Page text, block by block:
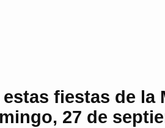
fiestas de
27 de